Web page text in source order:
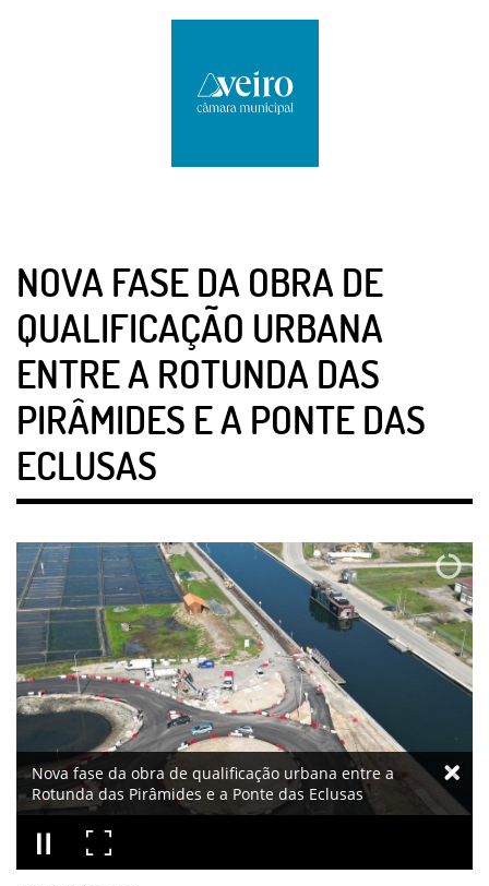
NOVA FASE DA OBRA DE
QUALIFICAÇÃO URBANA
ENTRE A ROTUNDA DAS
PIRÂMIDES E A PONTE DAS
ECLUSAS
Nova fase da obra de qualificação urbana entre a
Rotunda das Pirâmides e a Ponte das Eclusas